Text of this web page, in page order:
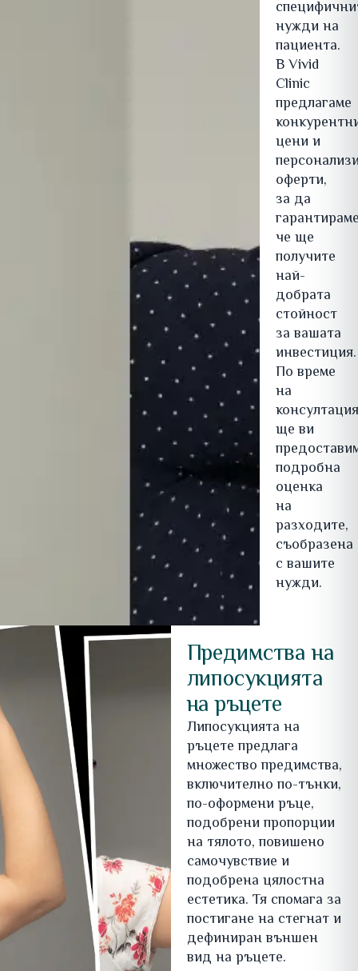
нужди на
пациента.
В Vivid
Clinic
предлагаме
цени и
оферти,
за да
че ще
получите
най-
добрата
стойност
за вашата
инвестиция.
По време
на
ще ви
подробна
оценка
на
разходите,
съобразена
с вашите
нужди.
Предимства на
липосукцията
на ръцете
Липосукцията на
ръцете предлага
множество предимства,
включително по-тънки,
по-оформени ръце,
подобрени пропорции
на тялото, повишено
самочувствие и
подобрена цялостна
естетика. Тя спомага за
постигане на стегнат и
дефиниран външен
вид на ръцете.